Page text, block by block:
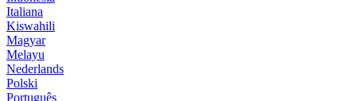
Italiana
Kiswahili
Magyar
Melayu
Nederlands
Polski
Português